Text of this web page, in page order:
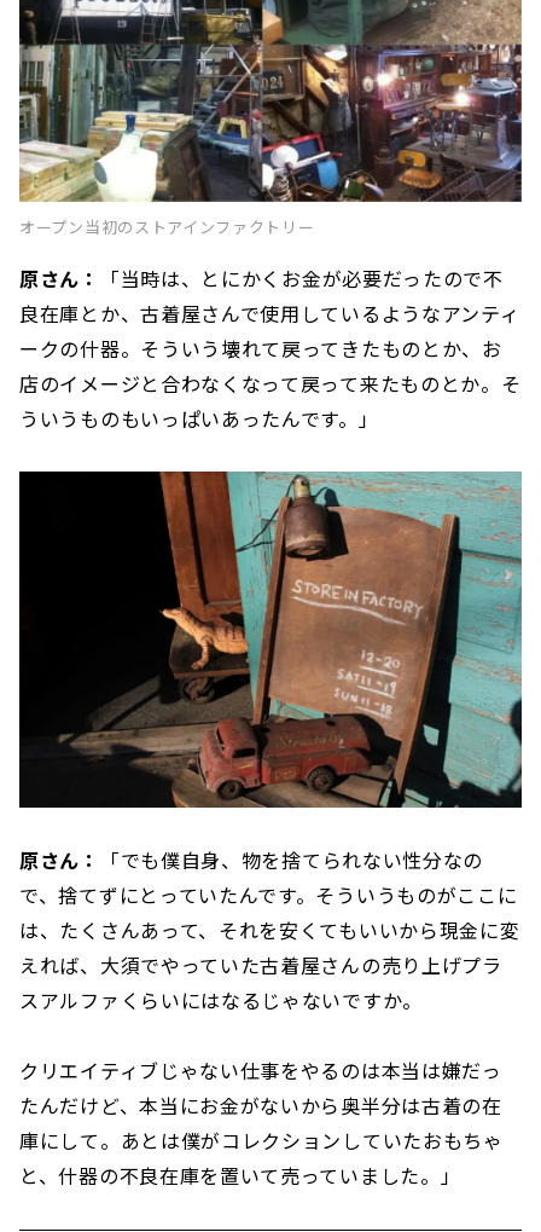
オープン当初のストアインファクトリー
原さん：
「当時は、とにかくお金が必要だったので不
良在庫とか、古着屋さんで使用しているようなアンティ
ークの什器。そういう壊れて戻ってきたものとか、お
店のイメージと合わなくなって戻って来たものとか。そ
ういうものもいっぱいあったんです。」
原さん：
「でも僕自身、物を捨てられない性分なの
で、捨てずにとっていたんです。そういうものがここに
は、たくさんあって、それを安くてもいいから現金に変
えれば、大須でやっていた古着屋さんの売り上げプラ
スアルファくらいにはなるじゃないですか。
クリエイティブじゃない仕事をやるのは本当は嫌だっ
たんだけど、本当にお金がないから奥半分は古着の在
庫にして。あとは僕がコレクションしていたおもちゃ
と、什器の不良在庫を置いて売っていました。」